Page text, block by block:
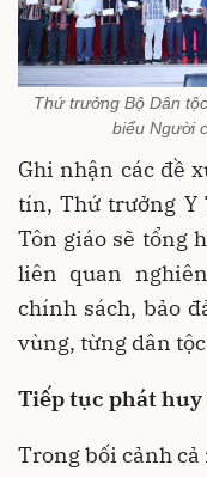
Thứ trưởng Bộ Dân
biểu Người
Ghi nhận các đề
tín, Thứ trưởng Y
Tôn giáo sẽ tổng
liên quan
chính sách, bảo
vùng, từng dân
Tiếp tục phát
Trong bối cảnh